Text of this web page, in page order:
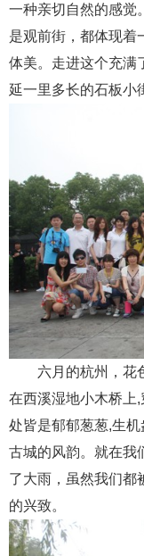
一种亲切自然的感觉
是观前街，都体现着
体美。走进这个充满
延一里多长的石板小
六月的杭州，花色
在西溪湿地小木桥上
处皆是郁郁葱葱,生
古城的风韵。就在我
了大雨，虽然我们都
的兴致。